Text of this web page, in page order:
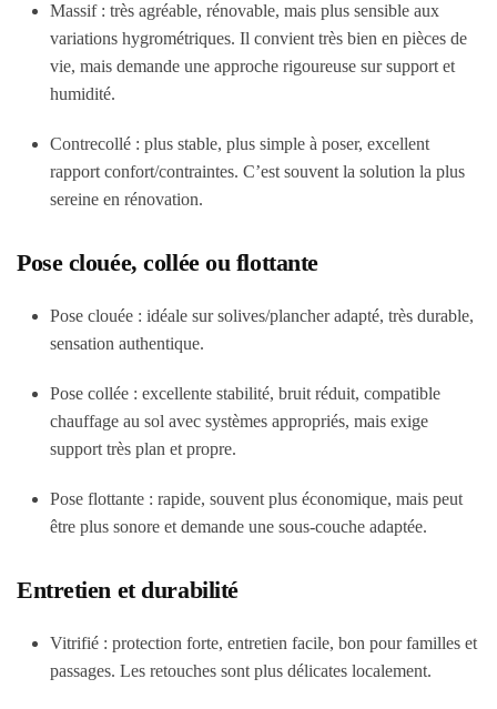
Massif : très agréable, rénovable, mais plus sensible aux
variations hygrométriques. Il convient très bien en pièces de
vie, mais demande une approche rigoureuse sur support et
humidité.
Contrecollé : plus stable, plus simple à poser, excellent
rapport confort/contraintes. C’est souvent la solution la plus
sereine en rénovation.
Pose clouée, collée ou flottante
Pose clouée : idéale sur solives/plancher adapté, très durable,
sensation authentique.
Pose collée : excellente stabilité, bruit réduit, compatible
chauffage au sol avec systèmes appropriés, mais exige
support très plan et propre.
Pose flottante : rapide, souvent plus économique, mais peut
être plus sonore et demande une sous-couche adaptée.
Entretien et durabilité
Vitrifié : protection forte, entretien facile, bon pour familles et
passages. Les retouches sont plus délicates localement.